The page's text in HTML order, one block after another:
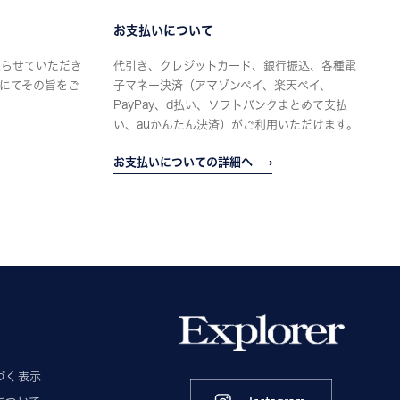
せていただき
てその旨をご
お支払いについて
代引き、クレジットカード、銀行振込、各種電
子マネー決済（アマゾンペイ、楽天ペイ、
PayPay、d払い、ソフトバンクまとめて支払
い、auかんたん決済）がご利用いただけます。
お支払いについての詳細へ
く表示